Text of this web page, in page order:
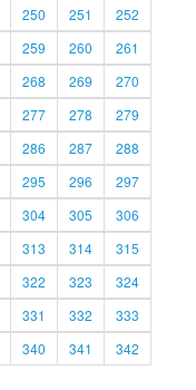
250 251
252
259 260
261
268 269
270
277 278
279
286 287
288
295 296
297
304 305
306
313 314
315
322 323
324
331 332
333
340 341
342